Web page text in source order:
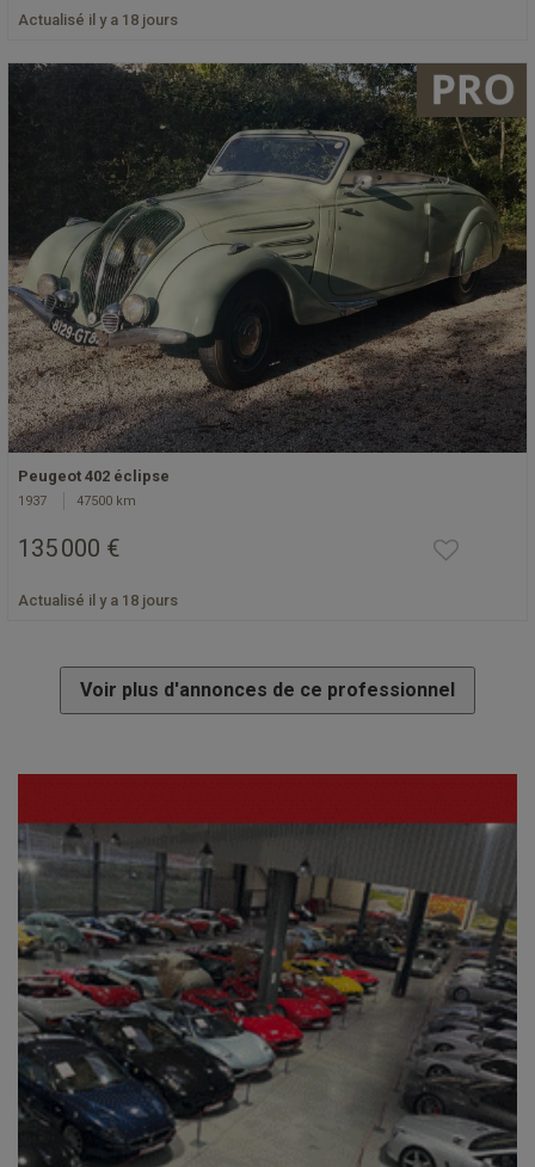
Actualisé il y a 18 jours
Peugeot 402 éclipse
1937 47500 km
135 000 €
Actualisé il y a 18 jours
Voir plus d'annonces de ce professionnel